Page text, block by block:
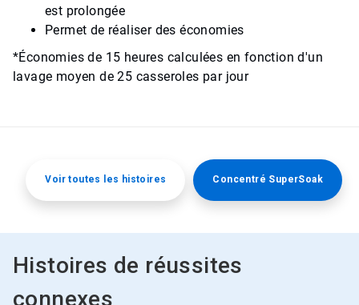
est prolongée
Permet de réaliser des économies
*Économies de 15 heures calculées en fonction d'un
lavage moyen de 25 casseroles par jour
Voir toutes les histoires Concentré SuperSoak
Histoires de réussites
connexes